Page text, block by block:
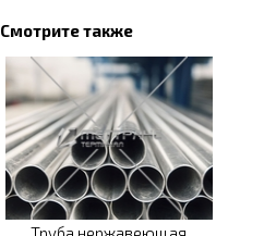
Смотрите также